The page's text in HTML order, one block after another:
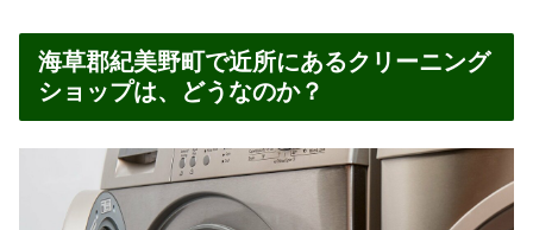
海草郡紀美野町で近所にあるクリーニング
ショップは、どうなのか？